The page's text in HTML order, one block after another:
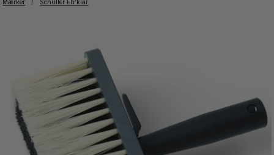
Mærker / Schuller Eh’klar